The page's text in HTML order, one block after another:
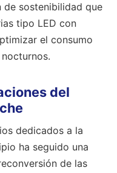
de sostenibilidad que
tipo LED con
el consumo
del
dedicados a la
ha seguido una
de las